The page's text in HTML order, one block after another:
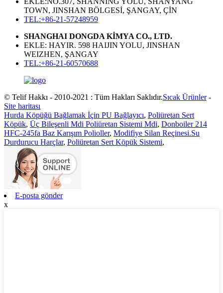
TOWN, JINSHAN BÖLGESİ, ŞANGAY, ÇİN
TEL:+86-21-57248959
SHANGHAI DONGDA KİMYA CO., LTD.
EKLE: HAYIR. 598 HAIJIN YOLU, JINSHAN
WEIZHEN, ŞANGAY
TEL:+86-21-60570688
© Telif Hakkı - 2010-2021 : Tüm Hakları Saklıdır.Sıcak Ürünler-
Site haritası
Hurda Köpüğü Bağlamak İçin PU Bağlayıcı, Poliüretan Sert
Köpük, Üç Bileşenli Mdi Poliüretan Sistemi Mdi, Donboiler 214
HFC-245fa Baz Karışım Polioller, Modifiye Silan Reçinesi.Su
Durdurucu Harçlar, Poliüretan Sert Köpük Sistemi,
E-posta gönder
x